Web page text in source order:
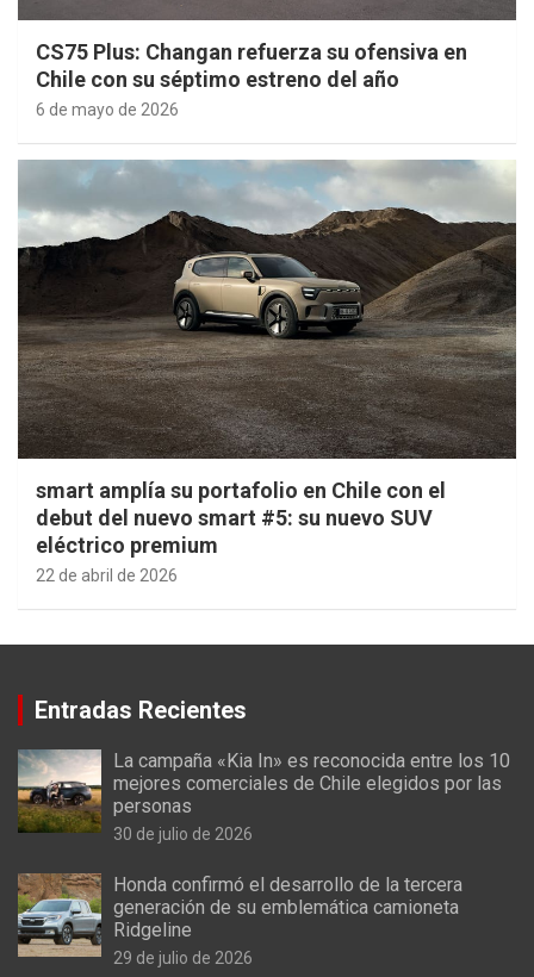
CS75 Plus: Changan refuerza su ofensiva en
Chile con su séptimo estreno del año
6 de mayo de 2026
smart amplía su portafolio en Chile con el
debut del nuevo smart #5: su nuevo SUV
eléctrico premium
22 de abril de 2026
Entradas Recientes
La campaña «Kia In» es reconocida entre los 10
mejores comerciales de Chile elegidos por las
personas
30 de julio de 2026
Honda confirmó el desarrollo de la tercera
generación de su emblemática camioneta
Ridgeline
29 de julio de 2026